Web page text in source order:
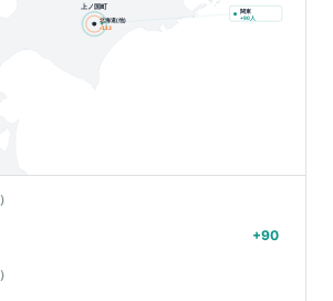
北海道(他)
-113
上ノ国町
関東
+90人
+90